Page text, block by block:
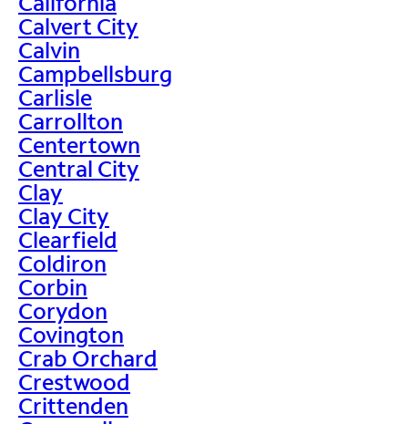
Calvert City
Calvin
Campbellsburg
Carlisle
Carrollton
Centertown
Central City
Clay
Clay City
Clearfield
Coldiron
Corbin
Corydon
Covington
Crab Orchard
Crestwood
Crittenden